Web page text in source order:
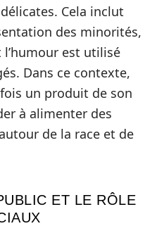
Cela inclut
des minorités,
est utilisé
Dans ce contexte,
un produit de son
à alimenter des
de la race et de
ET LE RÔLE